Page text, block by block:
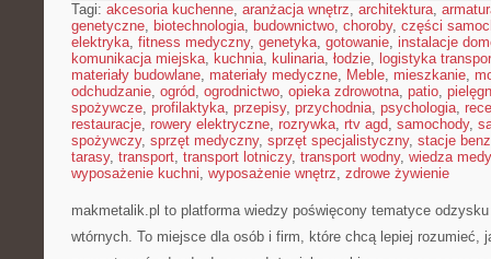
Tagi: akcesoria kuchenne, aranżacja wnętrz, architektura,
genetyczne, biotechnologia, budownictwo, choroby, części
elektryka, fitness medyczny, genetyka, gotowanie, instalacje
komunikacja miejska, kuchnia, kulinaria, łodzie, logistyka
materiały budowlane, materiały medyczne, Meble, mieszkanie,
odchudzanie, ogród, ogrodnictwo, opieka zdrowotna, patio,
spożywcze, profilaktyka, przepisy, przychodnia, psychologia,
restauracje, rowery elektryczne, rozrywka, rtv agd, samochody,
spożywczy, sprzęt medyczny, sprzęt specjalistyczny, stacje
tarasy, transport, transport lotniczy, transport wodny, wiedza
wyposażenie kuchni, wyposażenie wnętrz, zdrowe żywienie
makmetalik.pl to platforma wiedzy poświęcony tematyce
wtórnych. To miejsce dla osób i firm, które chcą lepiej rozumieć,